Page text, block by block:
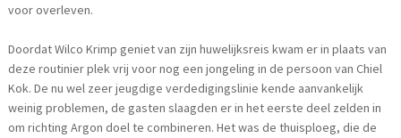
voor overleven.
Doordat Wilco Krimp geniet van zijn huwelijksreis kwam er in plaats van
deze routinier plek vrij voor nog een jongeling in de persoon van Chiel
Kok. De nu wel zeer jeugdige verdedigingslinie kende aanvankelijk
weinig problemen, de gasten slaagden er in het eerste deel zelden in
om richting Argon doel te combineren. Het was de thuisploeg, die de